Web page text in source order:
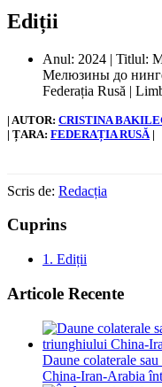
Ediții
Anul: 2024 | Titlul:
Мелюзины до
Federația Rusă |
| AUTOR: CRISTINA
| ȚARA: FEDERAȚIA RUSĂ |
Scris de: Redacția
Cuprins
1. Ediții
Articole Recente
Daune colaterale
China-Iran-Arabia